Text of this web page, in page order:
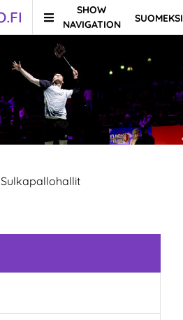
SHOW
NAVIGATION
SUOMEKSI
Sulkapallohallit